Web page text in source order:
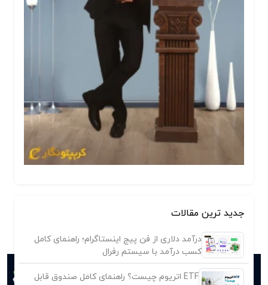
جدید ترین مقالات
درآمد دلاری از فن پیج اینستاگرام؛ راهنمای کامل
کسب درآمد با سیستم رفرال